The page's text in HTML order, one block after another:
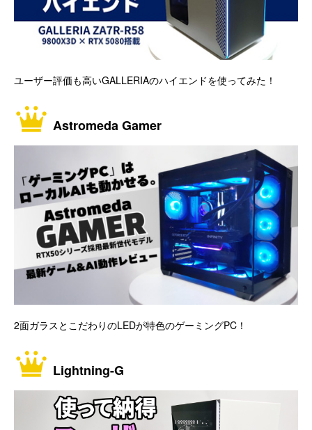
ユーザー評価も高いGALLERIAのハイエンドを使ってみた！
Astromeda Gamer
2面ガラスとこだわりのLEDが特色のゲーミングPC！
Lightning-G